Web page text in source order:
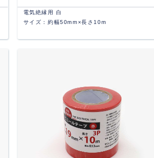
電気絶縁用 白
サイズ：約幅50mm×長さ10m